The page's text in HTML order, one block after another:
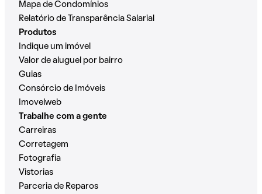
Mapa de Condomínios
Relatório de Transparência Salarial
Produtos
Indique um imóvel
Valor de aluguel por bairro
Guias
Consórcio de Imóveis
Imovelweb
Trabalhe com a gente
Carreiras
Corretagem
Fotografia
Vistorias
Parceria de Reparos